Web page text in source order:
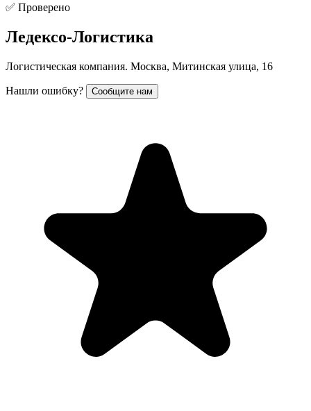
✅ Проверено
Ледексо-Логистика
Логистическая компания. Москва, Митинская улица, 16
Нашли ошибку? Сообщите нам